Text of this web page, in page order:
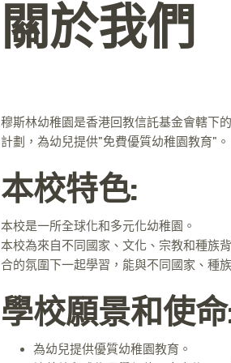
關於我們
穆斯林幼稚園是香港回教信託基金會轄下
計劃，為幼兒提供"免費優質幼稚園教育"。
本校特色:
本校是一所全球化和多元化幼稚園。
本校為來自不同國家、文化、宗教和種族
合的氛圍下一起學習，能與不同國家、種
學校願景和使
為幼兒提供優質幼稚園教育。